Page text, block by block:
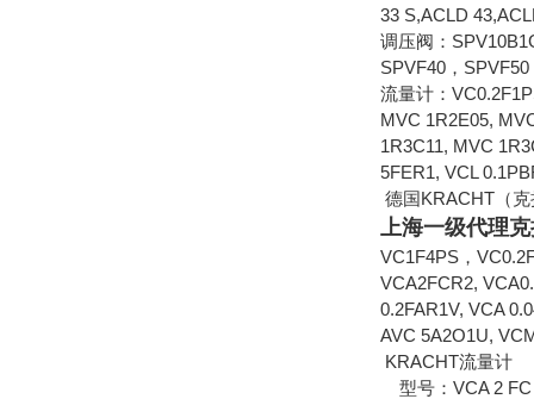
33 S,ACLD
调压阀：
SPVF40，
流量计：
MVC 1R2E05,
1R3C11, MVC
5FER1, VCL
德国KRACHT（
上海一级代理
VC1F4PS，
VCA2FCR2,
0.2FAR1V, VCA
AVC 5A2O1U,
KRACHT流量计
型号：VCA 2